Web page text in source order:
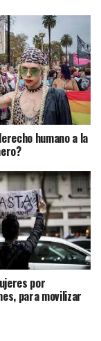
humano a la
por
para movilizar